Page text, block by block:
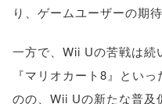
り、ゲームユーザーの期
一方で、Wii Uの苦戦は
『マリオカート8』とい
のの、Wii Uの新たな普及